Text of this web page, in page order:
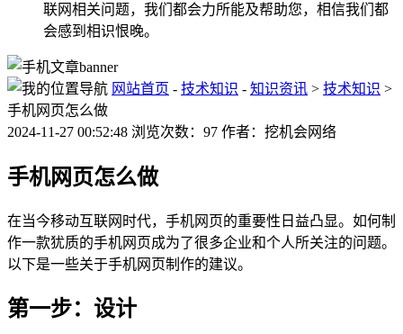
联网相关问题，我们都会力所能及帮助您，相信我们都
会感到相识恨晚。
网站首页 - 技术知识 - 知识资讯 > 技术知识 >
手机网页怎么做
2024-11-27 00:52:48 浏览次数：97 作者：挖机会网络
手机网页怎么做
在当今移动互联网时代，手机网页的重要性日益凸显。如何制
作一款犹质的手机网页成为了很多企业和个人所关注的问题。
以下是一些关于手机网页制作的建议。
第一步：设计